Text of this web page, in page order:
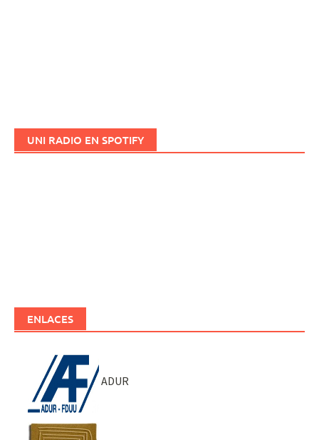
UNI RADIO EN SPOTIFY
ENLACES
ADUR